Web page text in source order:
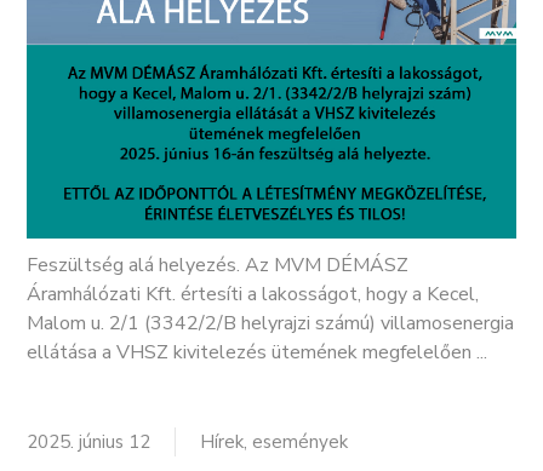
Feszültség alá helyezés. Az MVM DÉMÁSZ
Áramhálózati Kft. értesíti a lakosságot, hogy a Kecel,
Malom u. 2/1 (3342/2/B helyrajzi számú) villamosenergia
ellátása a VHSZ kivitelezés ütemének megfelelően ...
2025. június 12 Hírek, események